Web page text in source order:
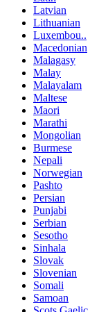
Latvian
Lithuanian
Luxembou..
Macedonian
Malagasy
Malay
Malayalam
Maltese
Maori
Marathi
Mongolian
Burmese
Nepali
Norwegian
Pashto
Persian
Punjabi
Serbian
Sesotho
Sinhala
Slovak
Slovenian
Somali
Samoan